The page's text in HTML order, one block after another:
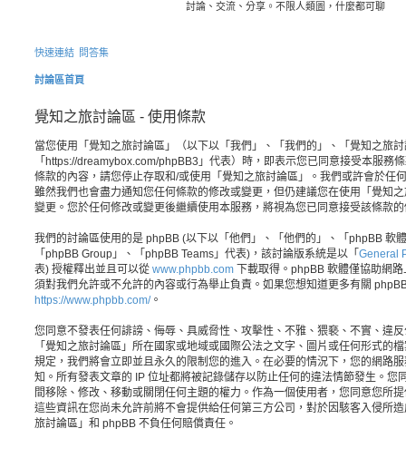
討論、交流、分享。不限人類圖，什麼都可聊
快速連結 問答集
討論區首頁
覺知之旅討論區 - 使用條款
當您使用「覺知之旅討論區」（以下以「我們」、「我們的」、「覺知之旅
「https://dreamybox.com/phpBB3」代表）時，即表示您已同意接受本服務
條款的內容，請您停止存取和/或使用「覺知之旅討論區」。我們或許會於任
雖然我們也會盡力通知您任何條款的修改或變更，但仍建議您在使用「覺知
變更。您於任何修改或變更後繼續使用本服務，將視為您已同意接受該條款
我們的討論區使用的是 phpBB (以下以「他們」、「他們的」、「phpBB 軟
「phpBB Group」、「phpBB Teams」代表)，該討論版系統是以「 General
表) 授權釋出並且可以從 www.phpbb.com 下載取得。phpBB 軟體僅協助網
須對我們允許或不允許的內容或行為舉止負責。如果您想知道更多有關
https://www.phpbb.com/。
您同意不發表任何誹謗、侮辱、具威脅性、攻擊性、不雅、猥褻、不實、違
「覺知之旅討論區」所在國家或地域或國際公法之文字、圖片或任何形式的
規定，我們將會立即並且永久的限制您的進入。在必要的情況下，您的網路
知。所有發表文章的 IP 位址都將被記錄儲存以防止任何的違法情節發生。您
間移除、修改、移動或關閉任何主題的權力。作為一個使用者，您同意您所
這些資訊在您尚未允許前將不會提供給任何第三方公司，對於因駭客入侵所
旅討論區」和 phpBB 不負任何賠償責任。